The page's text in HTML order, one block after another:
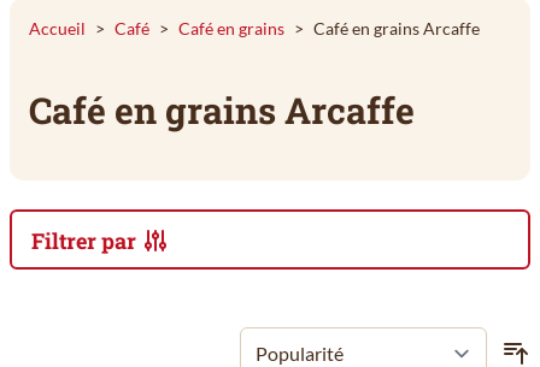
Accueil > Café > Café en grains > Café en grains Arcaffe
Café en grains Arcaffe
Filtrer par